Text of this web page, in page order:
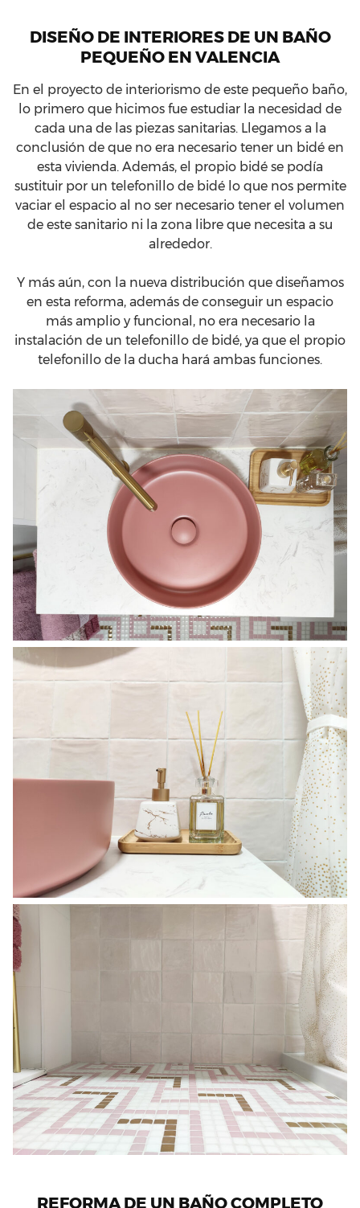
DISEÑO DE INTERIORES DE UN BAÑO
PEQUEÑO EN VALENCIA
En el proyecto de interiorismo de este pequeño baño,
lo primero que hicimos fue estudiar la necesidad de
cada una de las piezas sanitarias. Llegamos a la
conclusión de que no era necesario tener un bidé en
esta vivienda. Además, el propio bidé se podía
sustituir por un telefonillo de bidé lo que nos permite
vaciar el espacio al no ser necesario tener el volumen
de este sanitario ni la zona libre que necesita a su
alrededor.
Y más aún, con la nueva distribución que diseñamos
en esta reforma, además de conseguir un espacio
más amplio y funcional, no era necesario la
instalación de un telefonillo de bidé, ya que el propio
telefonillo de la ducha hará ambas funciones.
REFORMA DE UN BAÑO COMPLETO